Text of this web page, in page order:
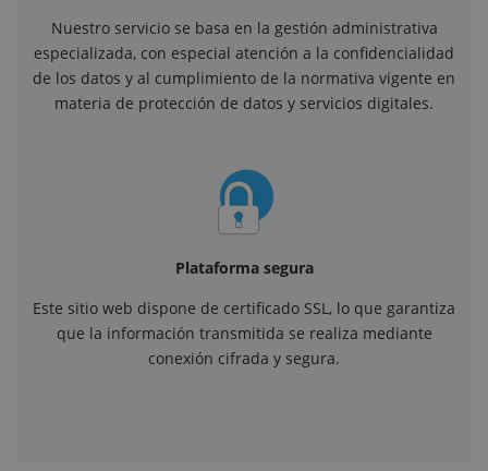
Nuestro servicio se basa en la gestión administrativa
especializada, con especial atención a la confidencialidad
de los datos y al cumplimiento de la normativa vigente en
materia de protección de datos y servicios digitales.
Plataforma segura
Este sitio web dispone de certificado SSL, lo que garantiza
que la información transmitida se realiza mediante
conexión cifrada y segura.